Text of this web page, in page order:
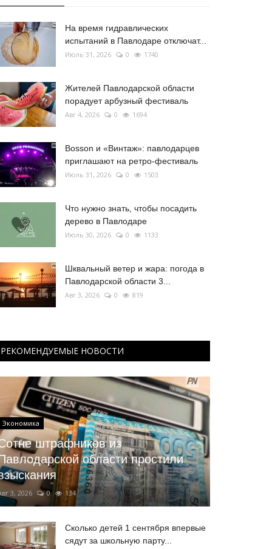
На время гидравлических
испытаний в Павлодаре отключат...
Июль 31, 2026 0 1740
Жителей Павлодарской области
порадует арбузный фестиваль
Авг 4, 2026 0 1694
Bosson и «Винтаж»: павлодарцев
приглашают на ретро-фестиваль
Июль 31, 2026 0 1503
Что нужно знать, чтобы посадить
дерево в Павлодаре
Июль 30, 2026 0 1133
Шквальный ветер и жара: погода в
Павлодарской области 3...
Авг 3, 2026 0 819
РЕКОМЕНДУЕМЫЕ НОВОСТИ
Экономика
штрафников из
области простили
3, 2026 0 134
Сколько детей 1 сентября впервые
сядут за школьную парту...